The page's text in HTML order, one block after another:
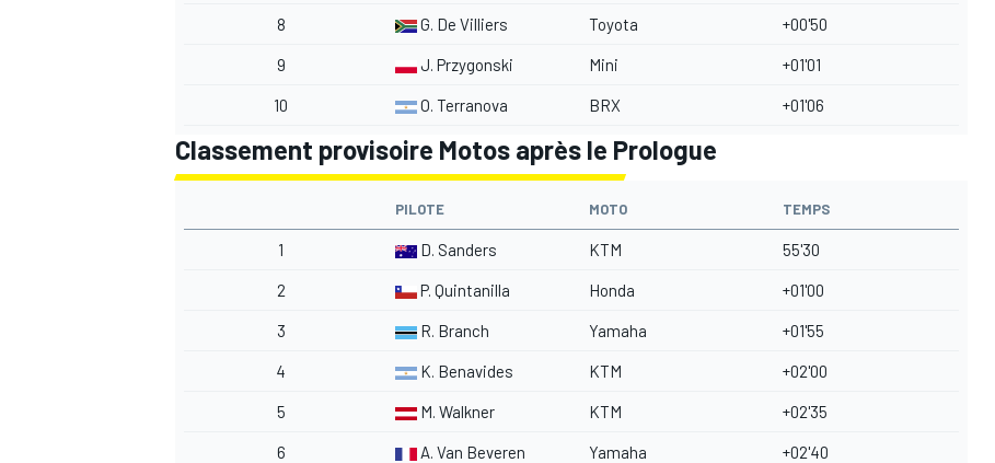
AUTRES CHAMPIONNATS
8 G. De Villiers Toyota +00'50
9 J. Przygonski Mini +01'01
10 O. Terranova BRX +01'06
Classement provisoire Motos après le Prologue
PILOTE MOTO TEMPS
1 D. Sanders KTM 55'30
2 P. Quintanilla Honda +01'00
3 R. Branch Yamaha +01'55
4 K. Benavides KTM +02'00
5 M. Walkner KTM +02'35
6 A. Van Beveren Yamaha +02'40